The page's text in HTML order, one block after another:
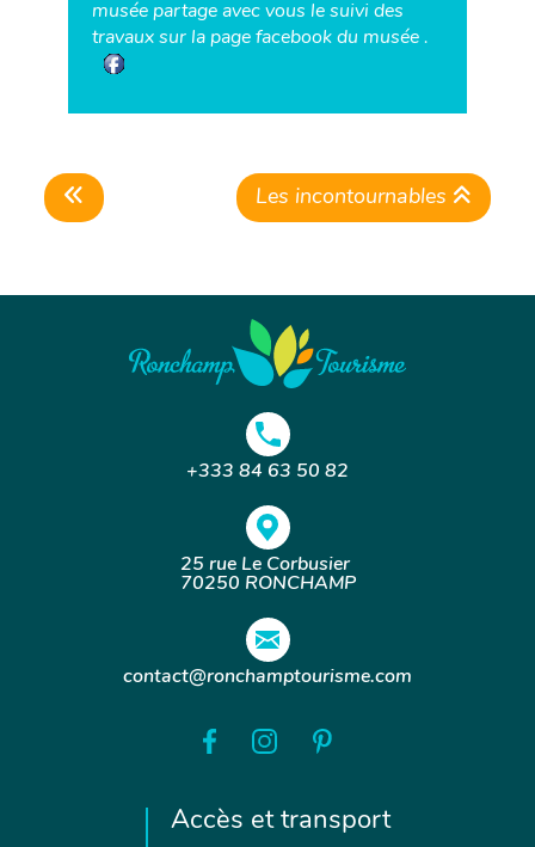
musée partage avec vous le suivi des
travaux sur la page facebook du musée .
Les incontournables
+333 84 63 50 82
25 rue Le Corbusier
70250 RONCHAMP
contact@ronchamptourisme.com
Accès et transport